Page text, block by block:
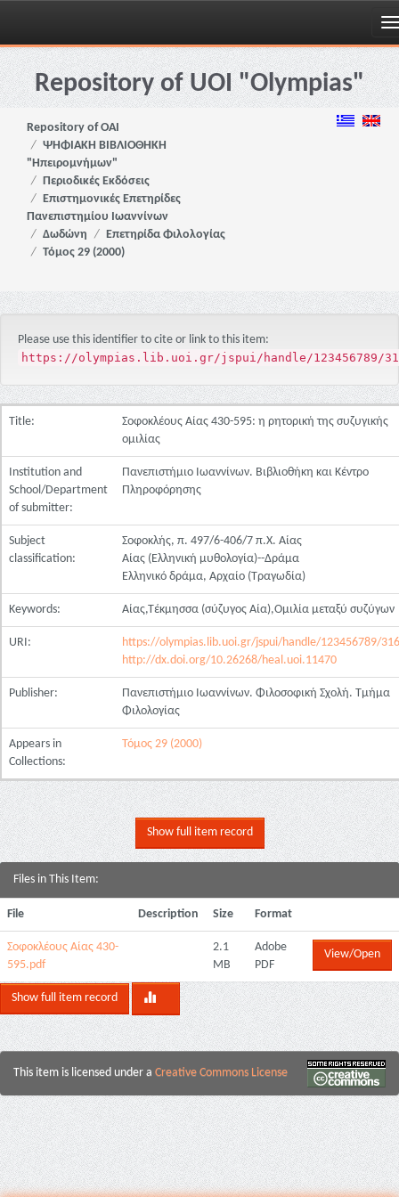
Skip
navigationRepository of UOI "Olympias"
Repository of OAI
ΨΗΦΙΑΚΗ ΒΙΒΛΙΟΘΗΚΗ
"Ηπειρομνήμων"
Περιοδικές Εκδόσεις
Επιστημονικές Επετηρίδες
Πανεπιστημίου Ιωαννίνων
Δωδώνη
Επετηρίδα Φιλολογίας
Τόμος 29 (2000)
Please use this identifier to cite or link to this item:
https://olympias.lib.uoi.gr/jspui/handle/123456789/
Title:
Σοφοκλέους Αίας 430-595: η ρητορική της συζυγικής
ομιλίας
Institution and
School/Department
of submitter:
Πανεπιστήμιο Ιωαννίνων. Βιβλιοθήκη και Κέντρο
Πληροφόρησης
Subject
classification:
Σοφοκλής, π. 497/6-406/7 π.Χ. Αίας
Αίας (Ελληνική μυθολογία)--Δράμα
Ελληνικό δράμα, Αρχαίο (Τραγωδία)
Keywords: Αίας,Τέκμησσα (σύζυγος Αία),Ομιλία μεταξύ συζύγων
URI:
https://olympias.lib.uoi.gr/jspui/handle/123456789/
http://dx.doi.org/10.26268/heal.uoi.11470
Publisher:
Πανεπιστήμιο Ιωαννίνων. Φιλοσοφική Σχολή. Τμήμα
Φιλολογίας
Appears in
Collections:
Τόμος 29 (2000)
Show full item record
Files in This Item:
File Description Size Format
Σοφοκλέους Αίας 430-
595.pdf
2.1
MB
Adobe
PDF
View/Open
Show full item record
This item is licensed under a Creative Commons License